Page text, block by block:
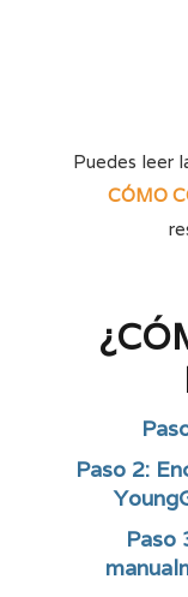
Puedes leer
CÓMO
Paso 2:
Paso